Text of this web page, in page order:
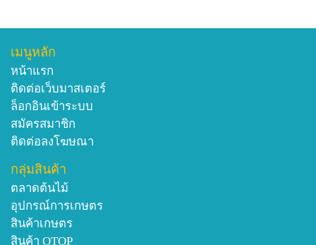
เมนูหลัก
หน้าแรก
ติดต่อเว็บมาสเตอร์
ล็อกอินเข้าระบบ
สมัครสมาชิก
ติดต่อลงโฆษณา
กลุ่มสินค้า
ตลาดต้นไม้
อุปกรณ์การเกษตร
สินค้าเกษตร
สินค้า OTOP